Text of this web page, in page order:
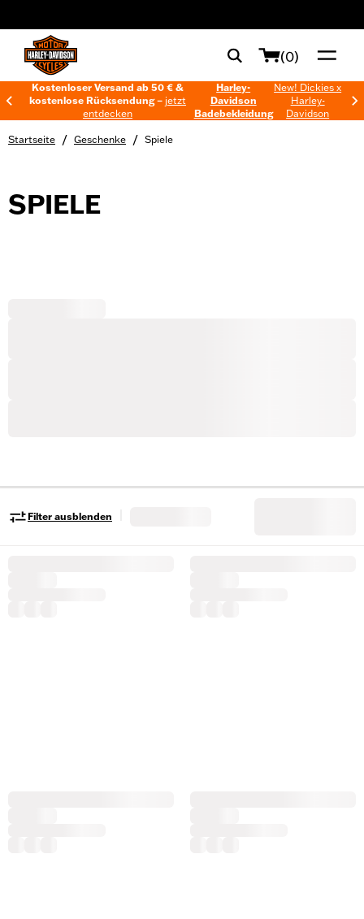
(0)
Kostenloser Versand ab 50 € &
kostenlose Rücksendung – jetzt
entdecken
Harley-
Davidson
Badebekleidung
New! Dickies x
Harley-
Davidson
Startseite / Geschenke / Spiele
SPIELE
Filter ausblenden